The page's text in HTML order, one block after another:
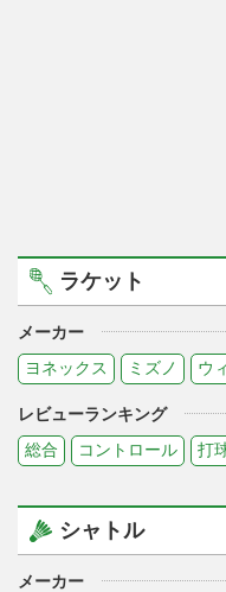
ラケット
メーカー
ヨネックス
ミズノ ウ
レビューランキング
総合
コントロール 打
シャトル
メーカー